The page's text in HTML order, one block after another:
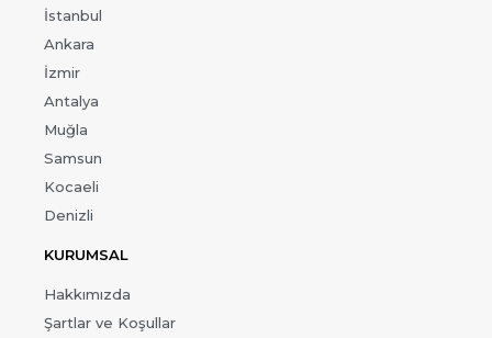
İstanbul
Ankara
İzmir
Antalya
Muğla
Samsun
Kocaeli
Denizli
KURUMSAL
Hakkımızda
Şartlar ve Koşullar